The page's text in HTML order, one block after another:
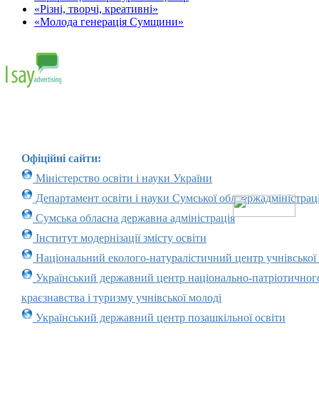
«Різні, творчі, креативні»
«Молода генерація Сумщини»
Офіційні сайти:
Міністерство освіти і науки України
Департамент освіти і науки Сумської
Сумська обласна державна адміністрація
Інститут модернізації змісту освіти
Національний еколого-натуралістичний центр учнівської
Український державний центр національно-
краєзнавства і туризму учнівської молоді
Український державний центр позашкільної освіти